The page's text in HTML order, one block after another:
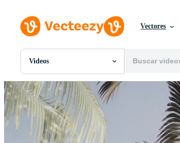
Vectores
Videos
Todas Imágenes
Fotos
PNGs
PSDs
SVGs
Plantillas
Vectores